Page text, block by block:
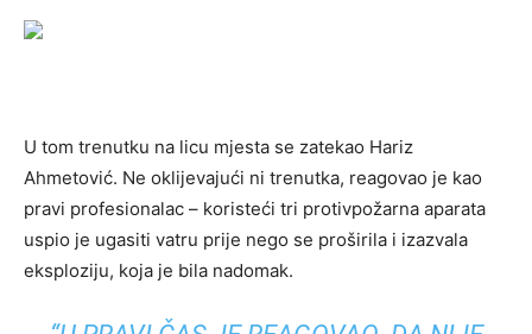
U tom trenutku na licu mjesta se zatekao Hariz
Ahmetović. Ne oklijevajući ni trenutka, reagovao je kao
pravi profesionalac – koristeći tri protivpožarna aparata
uspio je ugasiti vatru prije nego se proširila i izazvala
eksploziju, koja je bila nadomak.